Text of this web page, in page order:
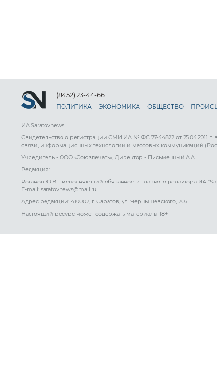
(8452) 23-44-66
ПОЛИТИКА ЭКОНОМИКА ОБЩЕСТВО
ИА Saratovnews
Свидетельство о регистрации СМИ ИА № ФС 77-44822 от 25.04.2011
связи, информационных технологий и массовых коммуникаций
Учредитель - ООО «Союзпечать», Директор - Письменный А.А.
Редакция:
Роганов Ю.В. - исполняющий обязанности главного редактора ИА
E-mail: saratovnews@mail.ru
Адрес редакции: 410002, г. Саратов, ул. Чернышевского, 203
Настоящий ресурс может содержать материалы 18+